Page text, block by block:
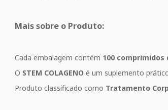
Mais sobre o Produto:
Cada embalagem contém 100 comprimidos
O STEM COLAGENO é um suplemento
Produto classificado como Tratamento